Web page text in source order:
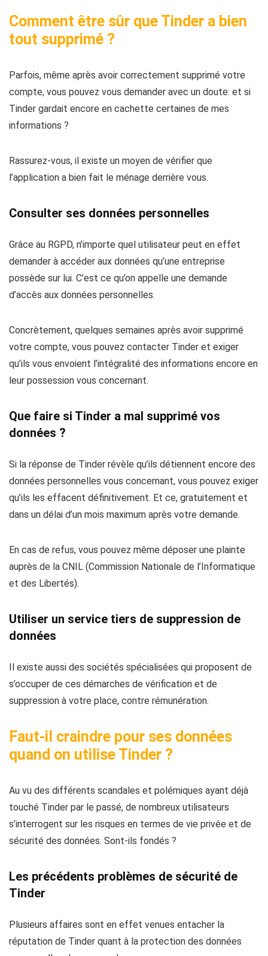
Comment être sûr que Tinder a bien
tout supprimé ?
Parfois, même après avoir correctement supprimé votre
compte, vous pouvez vous demander avec un doute: et si
Tinder gardait encore en cachette certaines de mes
informations ?
Rassurez-vous, il existe un moyen de vérifier que
l’application a bien fait le ménage derrière vous.
Consulter ses données personnelles
Grâce au RGPD, n’importe quel utilisateur peut en effet
demander à accéder aux données qu’une entreprise
possède sur lui. C’est ce qu’on appelle une demande
d’accès aux données personnelles.
Concrètement, quelques semaines après avoir supprimé
votre compte, vous pouvez contacter Tinder et exiger
qu’ils vous envoient l’intégralité des informations encore en
leur possession vous concernant.
Que faire si Tinder a mal supprimé vos
données ?
Si la réponse de Tinder révèle qu’ils détiennent encore des
données personnelles vous concernant, vous pouvez exiger
qu’ils les effacent définitivement. Et ce, gratuitement et
dans un délai d’un mois maximum après votre demande.
En cas de refus, vous pouvez même déposer une plainte
auprès de la CNIL (Commission Nationale de l’Informatique
et des Libertés).
Utiliser un service tiers de suppression de
données
Il existe aussi des sociétés spécialisées qui proposent de
s’occuper de ces démarches de vérification et de
suppression à votre place, contre rémunération.
Faut-il craindre pour ses données
quand on utilise Tinder ?
Au vu des différents scandales et polémiques ayant déjà
touché Tinder par le passé, de nombreux utilisateurs
s’interrogent sur les risques en termes de vie privée et de
sécurité des données. Sont-ils fondés ?
Les précédents problèmes de sécurité de
Tinder
Plusieurs affaires sont en effet venues entacher la
réputation de Tinder quant à la protection des données